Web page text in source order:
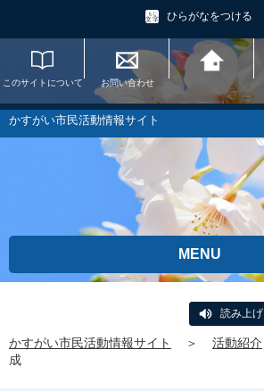
ひらがなをつける
このサイトについて お問い合わせ
かすがい市民活動情
報サイトへ戻る
かすがい市民活動情報サイト
MENU
読み上げ
かすがい市民活動情報サイト ＞ 活動紹介
成